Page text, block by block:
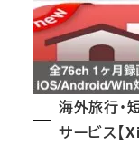
海外旅行・
サービス【